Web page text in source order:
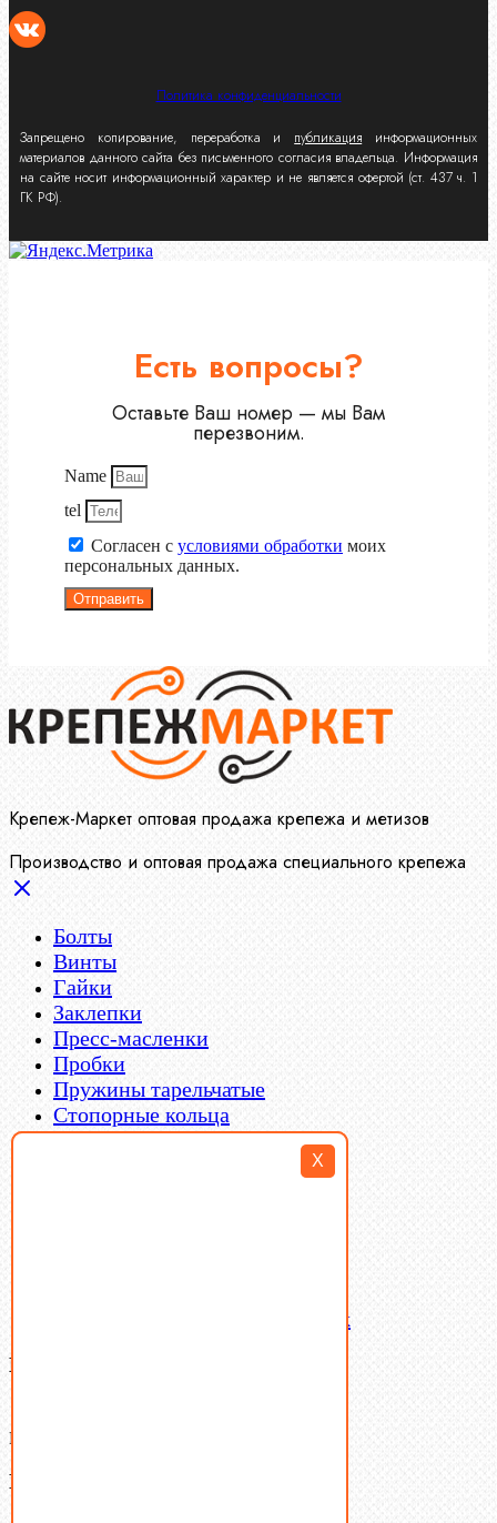
X
Политика конфиденциальности
Запрещено копирование, переработка и публикация информационных
материалов данного сайта без письменного согласия владельца. Информация
на сайте носит информационный характер и не является офертой (ст. 437 ч. 1
ГК РФ).
Есть вопросы?
Оставьте Ваш номер — мы Вам
перезвоним.
Name
tel
Согласен с условиями обработки моих
персональных данных.
Отправить
Крепеж-Маркет оптовая продажа крепежа и метизов
Производство и оптовая продажа специального крепежа
Болты
Винты
Гайки
Заклепки
Пресс-масленки
Пробки
Пружины тарельчатые
Стопорные кольца
Такелаж
Латунный и бронзовый крепеж
Ваша корзина
В корзине нет товаров.
Поиск